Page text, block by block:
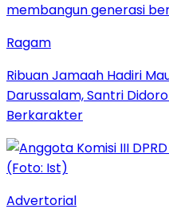
Ragam
Ribuan Jamaah Hadiri
Darussalam, Santri
Berkarakter
Advertorial